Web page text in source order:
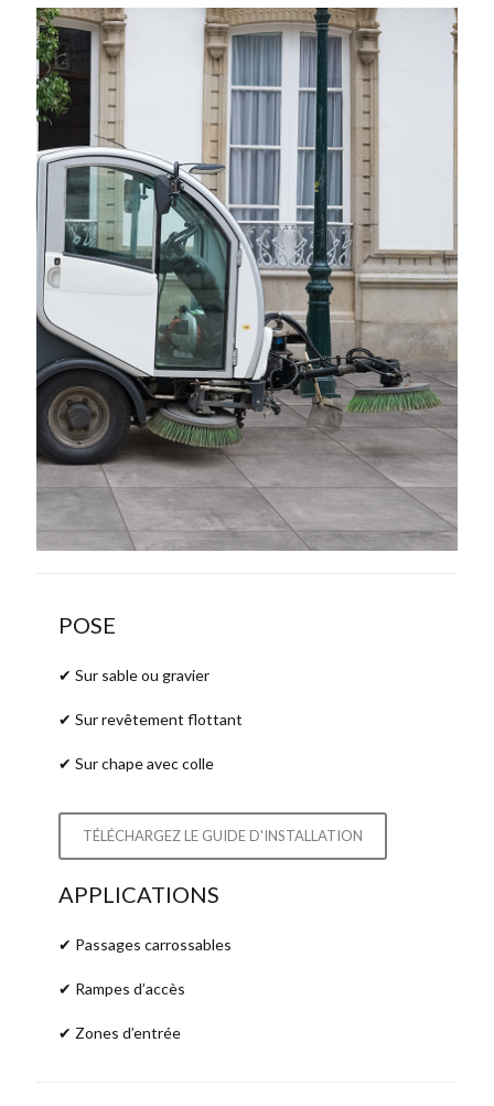
POSE
✔ Sur sable ou gravier
✔ Sur revêtement flottant
✔ Sur chape avec colle
TÉLÉCHARGEZ LE GUIDE D'INSTALLATION
APPLICATIONS
✔ Passages carrossables
✔ Rampes d’accès
✔ Zones d’entrée